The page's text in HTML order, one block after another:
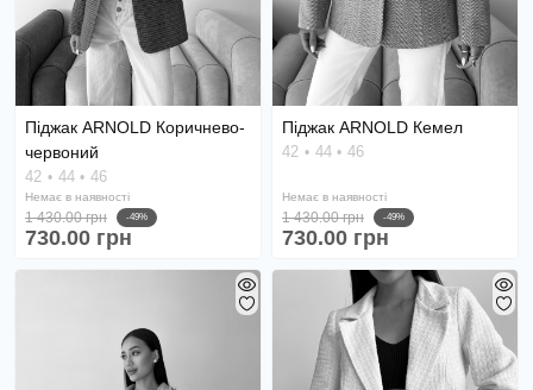
Піджак ARNOLD Коричнево-
червоний
42 44 46
Немає в наявності
1 430.00 грн -49%
730.00 грн
Піджак ARNOLD Кемел
42 44 46
Немає в наявності
1 430.00 грн -49%
730.00 грн